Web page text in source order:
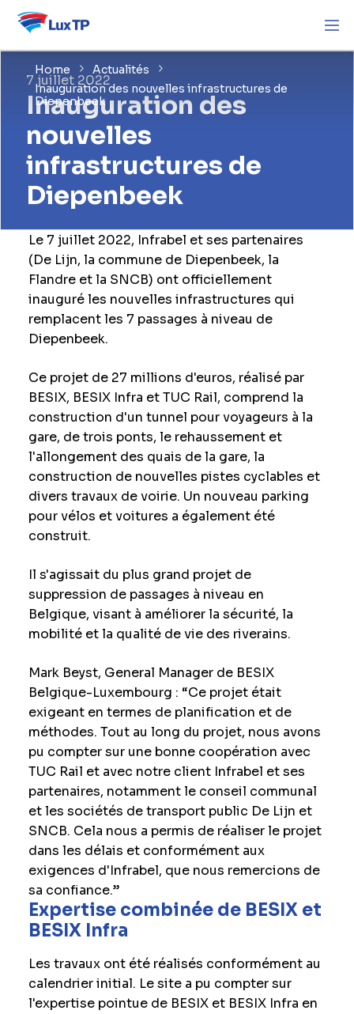
Home
Actualités
Inauguration des nouvelles infrastructures de
Diepenbeek
7 juillet 2022
Inauguration des
nouvelles
infrastructures de
Diepenbeek
Le 7 juillet 2022, Infrabel et ses partenaires
(De Lijn, la commune de Diepenbeek, la
Flandre et la SNCB) ont officiellement
inauguré les nouvelles infrastructures qui
remplacent les 7 passages à niveau de
Diepenbeek.
Ce projet de 27 millions d'euros, réalisé par
BESIX, BESIX Infra et TUC Rail, comprend la
construction d'un tunnel pour voyageurs à la
gare, de trois ponts, le rehaussement et
l'allongement des quais de la gare, la
construction de nouvelles pistes cyclables et
divers travaux de voirie. Un nouveau parking
pour vélos et voitures a également été
construit.
Il s'agissait du plus grand projet de
suppression de passages à niveau en
Belgique, visant à améliorer la sécurité, la
mobilité et la qualité de vie des riverains.
Mark Beyst, General Manager de BESIX
Belgique-Luxembourg : “Ce projet était
exigeant en termes de planification et de
méthodes. Tout au long du projet, nous avons
pu compter sur une bonne coopération avec
TUC Rail et avec notre client Infrabel et ses
partenaires, notamment le conseil communal
et les sociétés de transport public De Lijn et
SNCB. Cela nous a permis de réaliser le projet
dans les délais et conformément aux
exigences d'Infrabel, que nous remercions de
sa confiance.”
Expertise combinée de BESIX et
BESIX Infra
Les travaux ont été réalisés conformément au
calendrier initial. Le site a pu compter sur
l'expertise pointue de BESIX et BESIX Infra en